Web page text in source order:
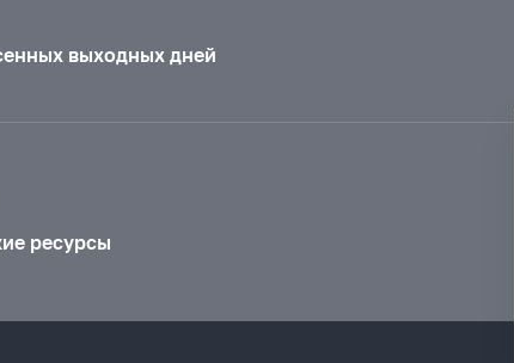
выходных дней
ресурсы